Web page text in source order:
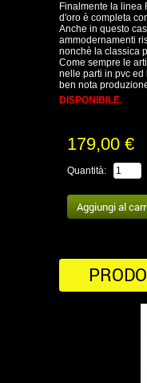
Finalmente la linea
d'oro è completa
Anche in questo
ammodernamenti
nonchè la classica
Come sempre le
nelle parti in pvc
ben nota
DISPONIBILE.
179,00 €
Quantità: